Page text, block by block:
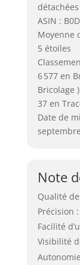
détachées
ASIN :
Moyenne
5 étoiles
6 577 en
Bricolage )
37 en
Date de
Note
Qualité
Précision :
Facilité
Visibilité